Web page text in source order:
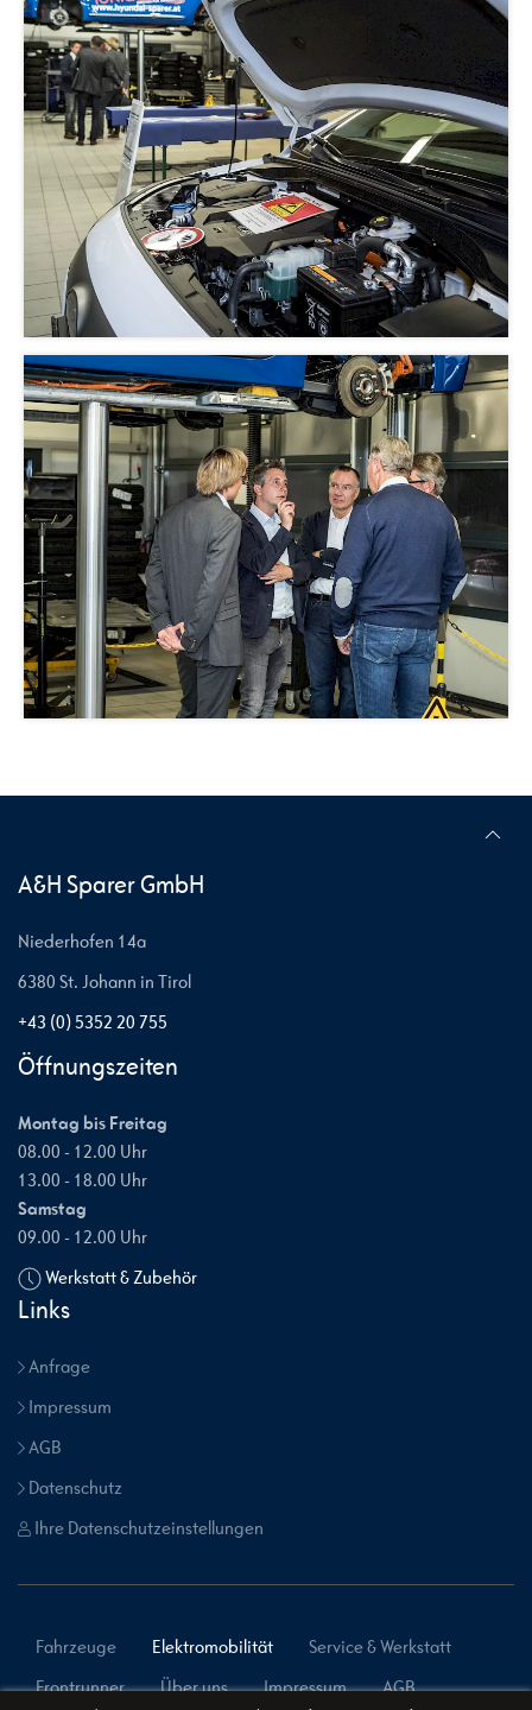
A&H Sparer GmbH
Niederhofen 14a
6380 St. Johann in Tirol
+43 (0) 5352 20 755
Öffnungszeiten
Montag bis Freitag
08.00 - 12.00 Uhr
13.00 - 18.00 Uhr
Samstag
09.00 - 12.00 Uhr
Werkstatt & Zubehör
Links
Anfrage
Impressum
AGB
Datenschutz
Ihre Datenschutzeinstellungen
Fahrzeuge Elektromobilität
Service & Werkstatt
Frontrunner
Über uns Impressum AGB